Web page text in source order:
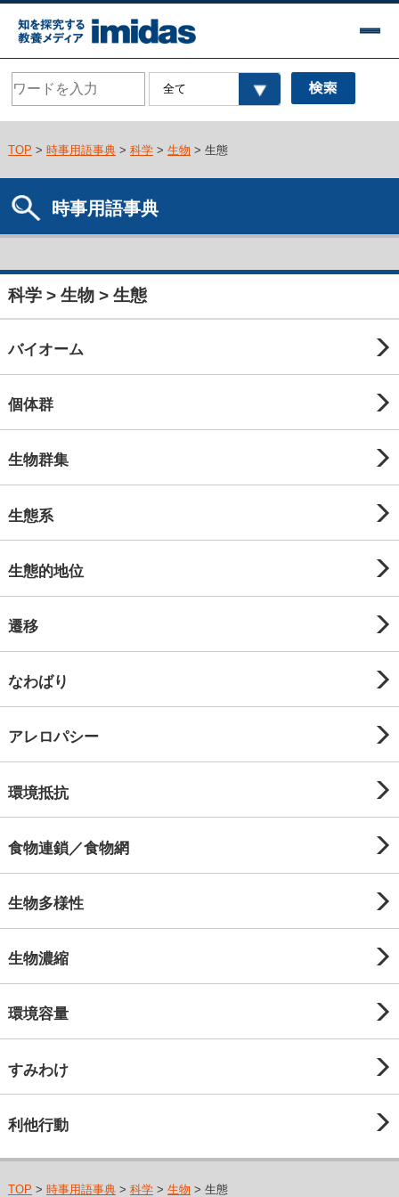
TOP > 時事用語事典> 科学> 生物 > 生態
時事用語事典
科学 > 生物 > 生態
バイオーム
個体群
生物群集
生態系
生態的地位
遷移
なわばり
アレロパシー
環境抵抗
食物連鎖／食物網
生物多様性
生物濃縮
環境容量
すみわけ
利他行動
TOP > 時事用語事典> 科学> 生物 > 生態